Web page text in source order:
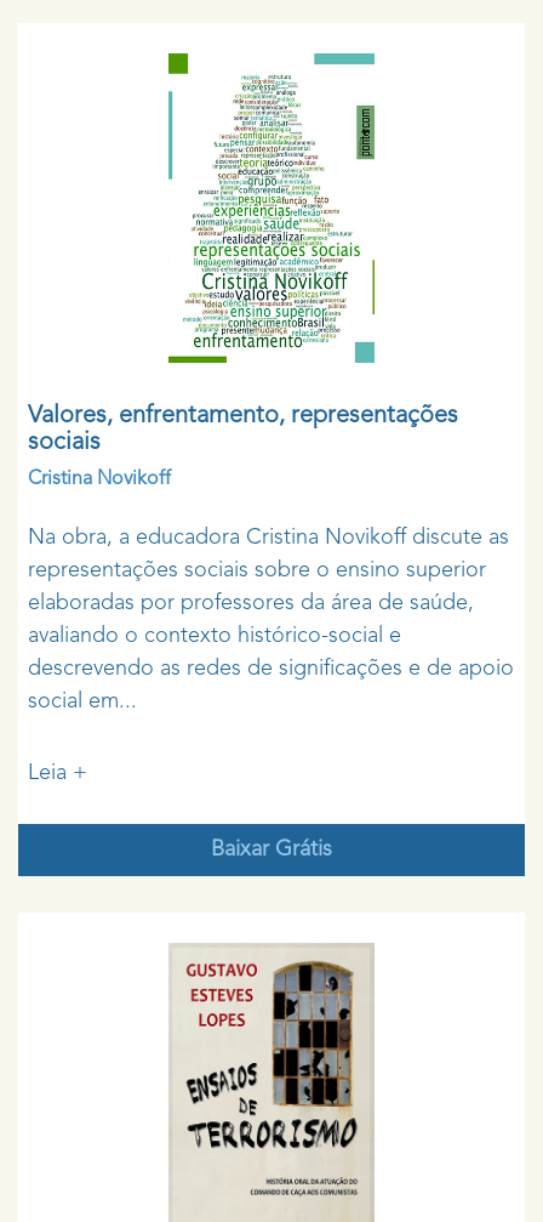
Valores, enfrentamento, representações
sociais
Cristina Novikoff
Na obra, a educadora Cristina Novikoff discute as
representações sociais sobre o ensino superior
elaboradas por professores da área de saúde,
avaliando o contexto histórico-social e
descrevendo as redes de significações e de apoio
social em...
Leia +
Baixar Grátis